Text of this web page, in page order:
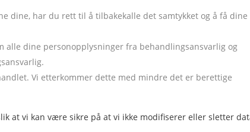
dine, har du rett til å tilbakekalle det samtykket og å få dine
dine personopplysninger fra behandlingsansvarlig og
Vi etterkommer dette med mindre det er berettige
at vi kan være sikre på at vi ikke modifiserer eller sletter